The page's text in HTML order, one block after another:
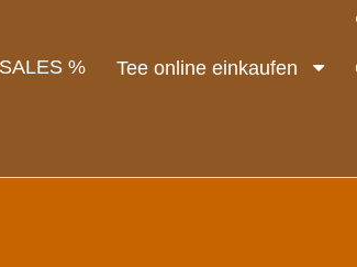
% Tee online einkaufen